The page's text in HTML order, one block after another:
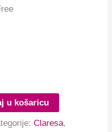
u košaricu
Claresa,